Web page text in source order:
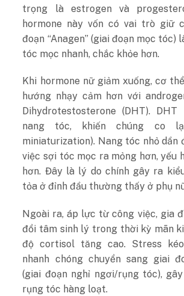
trọng là estrogen và
hormone này vốn có vai trò giữ
đoạn “Anagen” (giai đoạn mọc tóc)
tóc mọc nhanh, chắc khỏe hơn.
Khi hormone nữ giảm xuống, cơ
hướng nhạy cảm hơn với
Dihydrotestosterone (DHT).
nang tóc, khiến chúng co
miniaturization). Nang tóc nhỏ dần
việc sợi tóc mọc ra mỏng hơn, yếu
hơn. Đây là lý do chính gây ra
tỏa ở đỉnh đầu thường thấy ở phụ
Ngoài ra, áp lực từ công việc, gia
đổi tâm sinh lý trong thời kỳ mãn
độ cortisol tăng cao. Stress
nhanh chóng chuyển sang giai
(giai đoạn nghỉ ngơi/rụng tóc),
rụng tóc hàng loạt.